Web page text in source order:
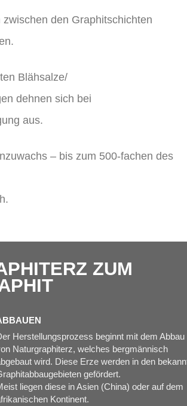
den Graphitschichten
Blähsalze/
dehnen sich bei
aus.
– bis zum 500-fachen des
ZUM
Herstellungsprozess beginnt mit dem Abbau
Naturgraphiterz, welches bergmännisch
wird. Diese Erze werden in den
gefördert.
liegen diese in Asien (China) oder auf dem
Kontinent.